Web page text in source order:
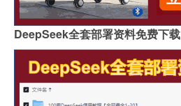
DeepSeek全套部署资料免费下载